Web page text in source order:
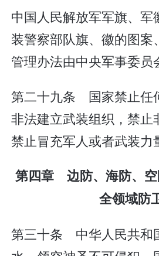
中国人民解放军军旗、军
装警察部队旗、徽的图案
管理办法由中央军事委员
第二十九条 国家禁止任
非法建立武装组织，禁止
禁止冒充军人或者武装力
第四章 边防、海防、空
全领域防
第三十条 中华人民共和